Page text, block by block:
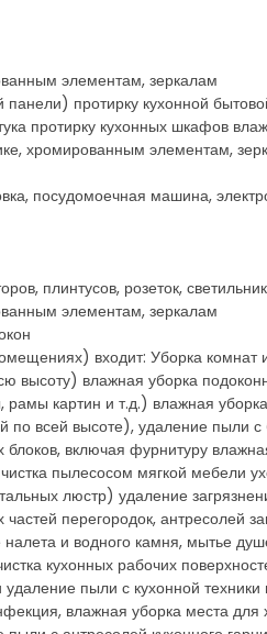
элементам, зеркалам
протирку кухонной
протирку кухонных шкафов
хромированным элементам,
посудомоечная машина,
плинтусов, розеток,
элементам, зеркалам
входит: Уборка
высоту) влажная уборка
картин и т.д.) влажная
всей высоте), удаление пыли
включая фурнитуру
пылесосом мягкой
люстр) удаление
перегородок, антресолей
и водного камня, мытье
кухонных рабочих
пыли с кухонной
влажная уборка места